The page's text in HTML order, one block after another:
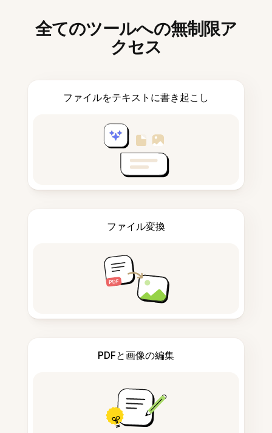
全てのツールへの無制限ア
クセス
ファイルをテキストに書き起こし
ファイル変換
PDFと画像の編集